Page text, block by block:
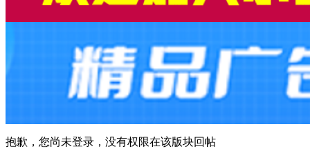
抱歉，您尚未登录，没有权限在该版块回帖